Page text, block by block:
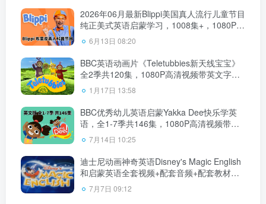
2026年06月最新Blippi美国真人流行儿童节目
纯正美式英语启蒙学习，1008集+，1080P高
清视频带英文字幕，百度网盘下载！
6月13日 08:20
BBC英语动画片《Teletubbies新天线宝宝》
全2季共120集，1080P高清视频带英文字
幕，百度网盘下载！
1月17日 13:58
BBC优秀幼儿英语启蒙Yakka Dee快乐学英
语，全1-7季共146集，1080P高清视频带英
文字幕，带音频MP3，百度网盘下载！
7月14日 10:25
迪士尼动画神奇英语Disney's Magic English
和启蒙英语全套视频+配套音频+配套教材，
百度网盘下载！
7月7日 09:12